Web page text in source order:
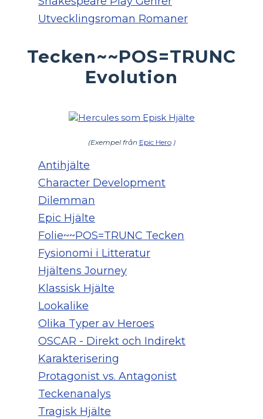
Utvecklingsroman Romaner
Tecken~~POS=TRUNC
Evolution
(Exempel från Epic Hero)
Antihjälte
Character Development
Dilemman
Epic Hjälte
Folie~~POS=TRUNC Tecken
Fysionomi i Litteratur
Hjältens Journey
Klassisk Hjälte
Lookalike
Olika Typer av Heroes
OSCAR - Direkt och Indirekt
Karakterisering
Protagonist vs. Antagonist
Teckenanalys
Tragisk Hjälte